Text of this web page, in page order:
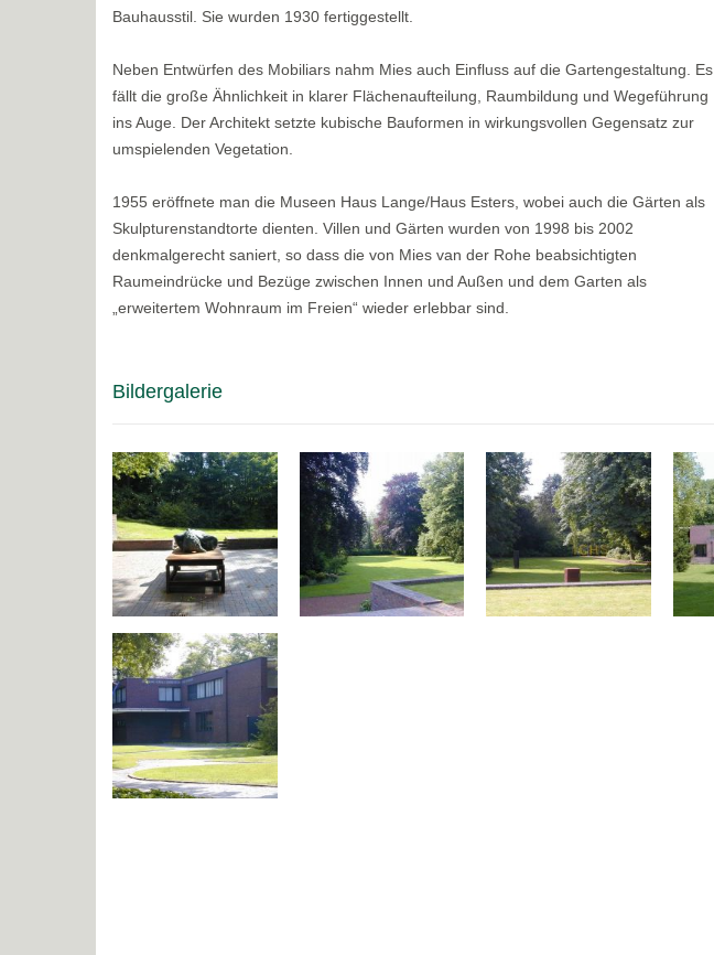
Bauhausstil. Sie wurden 1930 fertiggestellt.
Neben Entwürfen des Mobiliars nahm Mies auch Einfluss auf die Gartengestaltung. Es
fällt die große Ähnlichkeit in klarer Flächenaufteilung, Raumbildung und Wegeführung
ins Auge. Der Architekt setzte kubische Bauformen in wirkungsvollen Gegensatz zur
umspielenden Vegetation.
1955 eröffnete man die Museen Haus Lange/Haus Esters, wobei auch die Gärten als
Skulpturenstandtorte dienten. Villen und Gärten wurden von 1998 bis 2002
denkmalgerecht saniert, so dass die von Mies van der Rohe beabsichtigten
Raumeindrücke und Bezüge zwischen Innen und Außen und dem Garten als
„erweitertem Wohnraum im Freien“ wieder erlebbar sind.
Bildergalerie